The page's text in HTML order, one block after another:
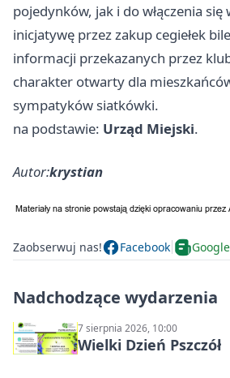
pojedynków, jak i do włączenia
inicjatywę przez zakup cegiełek
informacji przekazanych przez
charakter otwarty dla
sympatyków siatkówki.
na podstawie: Urząd Miejski.
Autor:krystian
Zaobserwuj nas! Facebook
Nadchodzące wydarzenia
7 sierpnia 2026, 10:00
Wielki Dzień Pszczół